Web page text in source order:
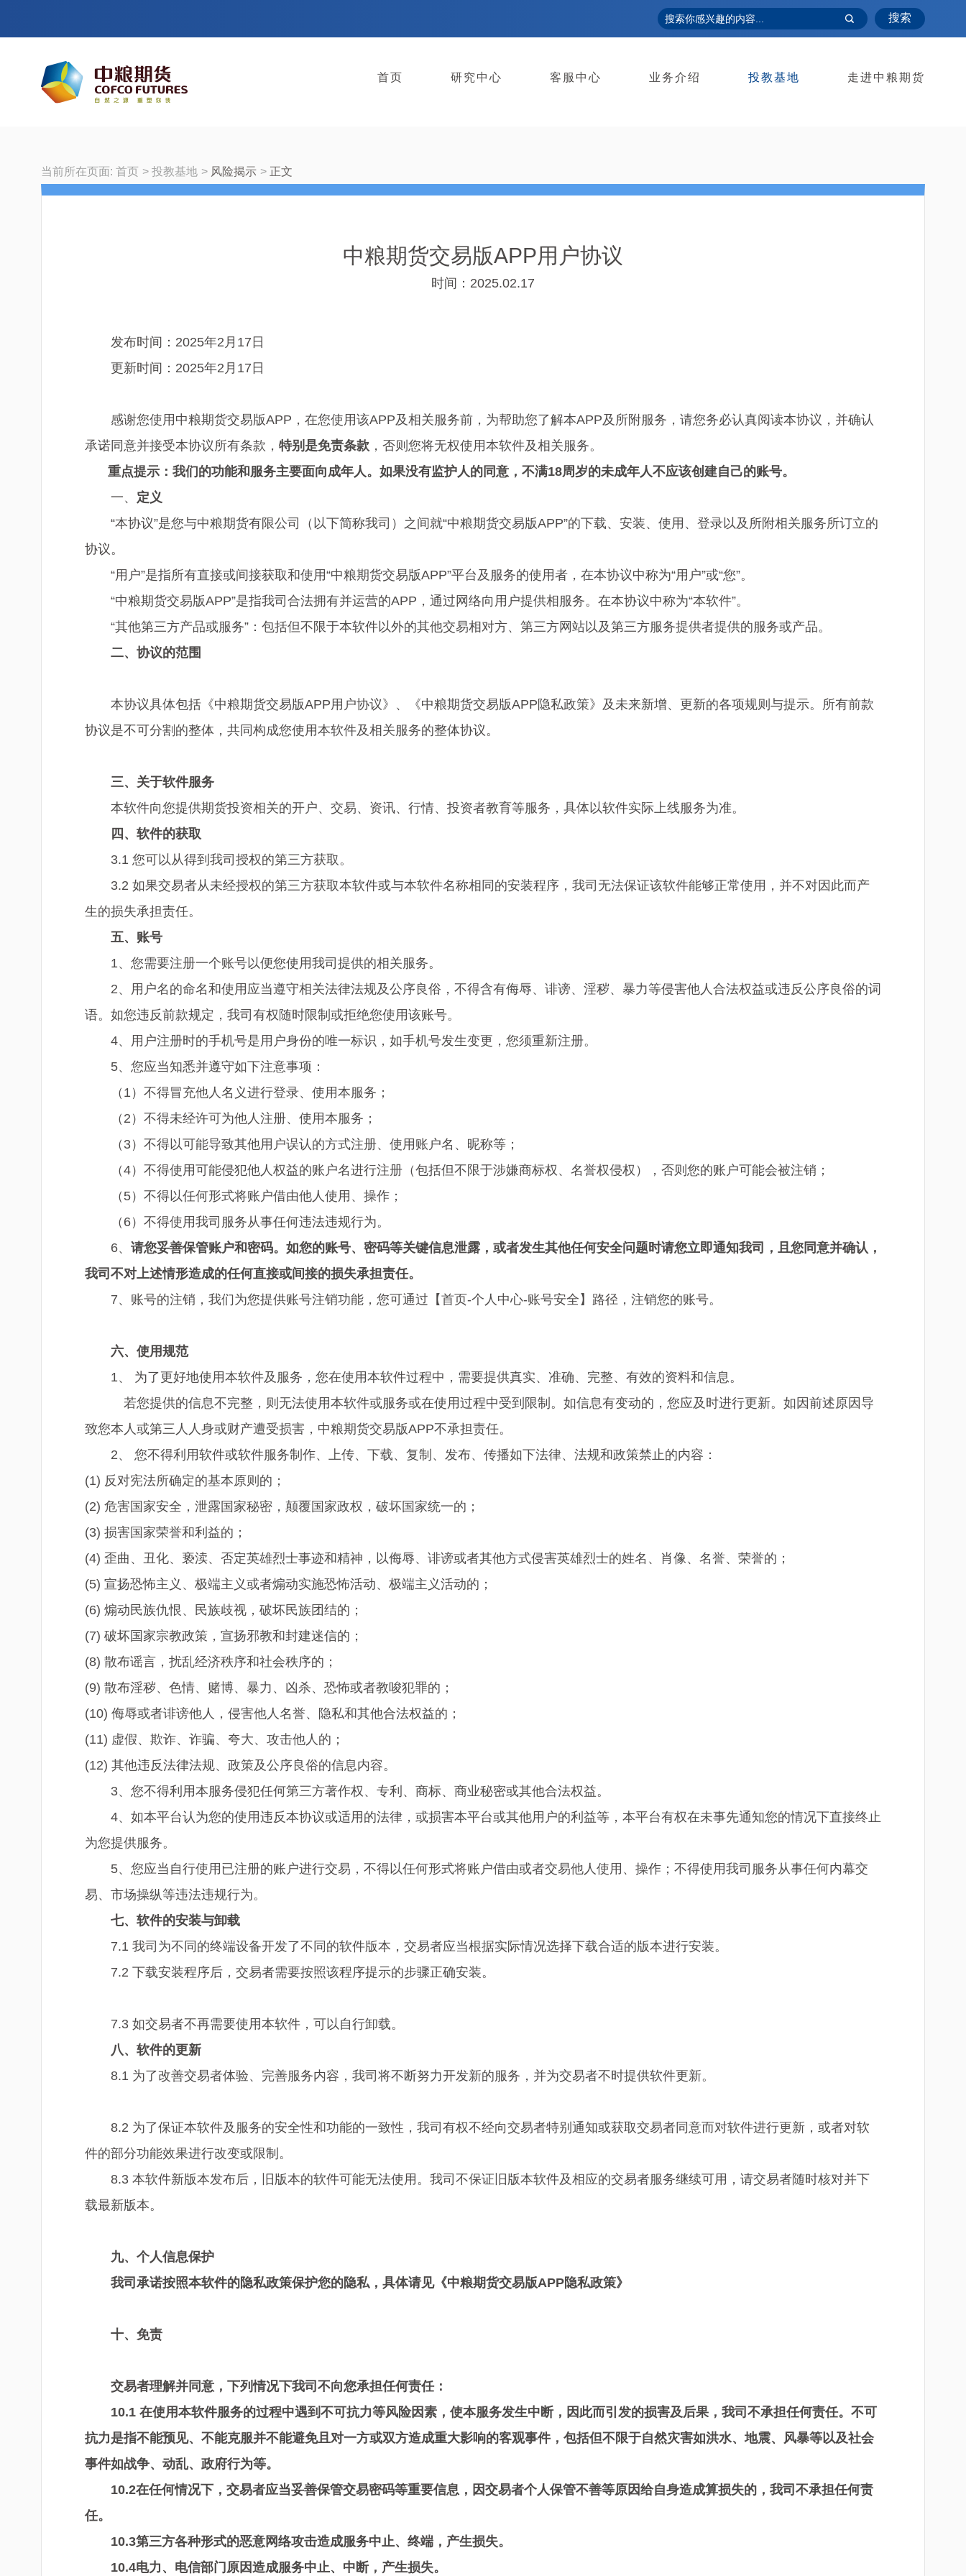
搜索
首页 研究中心 客服中心 业务介绍 投教基地 走进中粮期货
当前所在页面: 首页 投教基地 风险揭示 正文
中粮期货交易版APP用户协议
时间：2025.02.17
发布时间：2025年2月17日
更新时间：2025年2月17日
感谢您使用中粮期货交易版APP，在您使用该APP及相关服务前，为帮助您了解本APP及所附服务，请您务必认真阅读本协议，并确认
承诺同意并接受本协议所有条款， 特别是免责条款 ，否则您将无权使用本软件及相关服务。
重点提示：我们的功能和服务主要面向成年人。如果没有监护人的同意，不满18周岁的未成年人不应该创建自己的账号。
一、 定义
“本协议”是您与中粮期货有限公司（以下简称我司）之间就“中粮期货交易版APP”的下载、安装、使用、登录以及所附相关服务所订立的
协议。
“用户”是指所有直接或间接获取和使用“中粮期货交易版APP”平台及服务的使用者，在本协议中称为“用户”或“您”。
“中粮期货交易版APP”是指我司合法拥有并运营的APP，通过网络向用户提供相服务。在本协议中称为“本软件”。
“其他第三方产品或服务”：包括但不限于本软件以外的其他交易相对方、第三方网站以及第三方服务提供者提供的服务或产品。
二、协议的范围
本协议具体包括《中粮期货交易版APP用户协议》、《中粮期货交易版APP隐私政策》及未来新增、更新的各项规则与提示。所有前款
协议是不可分割的整体，共同构成您使用本软件及相关服务的整体协议。
三、关于软件服务
本软件向您提供期货投资相关的开户、交易、资讯、行情、投资者教育等服务，具体以软件实际上线服务为准。
四 、软件的获取
3.1 您可以从得到我司授权的第三方获取。
3.2 如果交易者从未经授权的第三方获取本软件或与本软件名称相同的安装程序，我司无法保证该软件能够正常使用，并不对因此而产
生的损失承担责任。
五、 账号
1、您需要注册一个账号以便您使用我司提供的相关服务。
2、用户名的命名和使用应当遵守相关法律法规及公序良俗，不得含有侮辱、诽谤、淫秽、暴力等侵害他人合法权益或违反公序良俗的词
语。如您违反前款规定，我司有权随时限制或拒绝您使用该账号。
4、用户注册时的手机号是用户身份的唯一标识，如手机号发生变更，您须重新注册。
5、您应当知悉并遵守如下注意事项：
（1）不得冒充他人名义进行登录、使用本服务；
（2）不得未经许可为他人注册、使用本服务；
（3）不得以可能导致其他用户误认的方式注册、使用账户名、昵称等；
（4）不得使用可能侵犯他人权益的账户名进行注册（包括但不限于涉嫌商标权、名誉权侵权），否则您的账户可能会被注销；
（5）不得以任何形式将账户借由他人使用、操作；
（6）不得使用我司服务从事任何违法违规行为。
6、 请您妥善保管账户和密码。 如您的账号、密码等关键信息泄露，或者发生其他任何安全问题时请您立即通知我司，且您同意并确认，
我司不对上述情形造成的任何直接或间接的损失承担责任。
7、账号的注销，我们为您提供账号注销功能，您可通过【首页-个人中心-账号安全】路径，注销您的账号。
六、 使用规范
1、 为了更好地使用本软件及服务，您在使用本软件过程中，需要提供真实、准确、完整、有效的资料和信息。
若您提供的信息不完整，则无法使用本软件或服务或在使用过程中受到限制。如信息有变动的，您应及时进行更新。如因前述原因导
致您本人或第三人人身或财产遭受损害，中粮期货交易版APP不承担责任。
2、 您不得利用软件或软件服务制作、上传、下载、复制、发布、传播如下法律、法规和政策禁止的内容：
(1) 反对宪法所确定的基本原则的；
(2) 危害国家安全，泄露国家秘密，颠覆国家政权，破坏国家统一的；
(3) 损害国家荣誉和利益的；
(4) 歪曲、丑化、亵渎、否定英雄烈士事迹和精神，以侮辱、诽谤或者其他方式侵害英雄烈士的姓名、肖像、名誉、荣誉的；
(5) 宣扬恐怖主义、极端主义或者煽动实施恐怖活动、极端主义活动的；
(6) 煽动民族仇恨、民族歧视，破坏民族团结的；
(7) 破坏国家宗教政策，宣扬邪教和封建迷信的；
(8) 散布谣言，扰乱经济秩序和社会秩序的；
(9) 散布淫秽、色情、赌博、暴力、凶杀、恐怖或者教唆犯罪的；
(10) 侮辱或者诽谤他人，侵害他人名誉、隐私和其他合法权益的；
(11) 虚假、欺诈、诈骗、夸大、攻击他人的；
(12) 其他违反法律法规、政策及公序良俗的信息内容。
3、您不得利用本服务侵犯任何第三方著作权、专利、商标、商业秘密或其他合法权益。
4、如本平台认为您的使用违反本协议或适用的法律，或损害本平台或其他用户的利益等，本平台有权在未事先通知您的情况下直接终止
为您提供服务。
5、您应当自行使用已注册的账户进行交易，不得以任何形式将账户借由或者交易他人使用、操作；不得使用我司服务从事任何内幕交
易、市场操纵等违法违规行为。
七、软件的安装与卸载
7.1 我司为不同的终端设备开发了不同的软件版本，交易者应当根据实际情况选择下载合适的版本进行安装。
7.2 下载安装程序后，交易者需要按照该程序提示的步骤正确安装。
7.3 如交易者不再需要使用本软件，可以自行卸载。
八、软件的更新
8.1 为了改善交易者体验、完善服务内容，我司将不断努力开发新的服务，并为交易者不时提供软件更新。
8.2 为了保证本软件及服务的安全性和功能的一致性，我司有权不经向交易者特别通知或获取交易者同意而对软件进行更新，或者对软
件的部分功能效果进行改变或限制。
8.3 本软件新版本发布后，旧版本的软件可能无法使用。我司不保证旧版本软件及相应的交易者服务继续可用，请交易者随时核对并下
载最新版本。
九、个人信息保护
我司承诺按照本软件的隐私政策保护您的隐私，具体请见《中粮期货交易版APP隐私政策》
十、免责
交易者理解并同意，下列情况下我司不向您承担任何责任：
10.1 在使用本软件服务的过程中遇到不可抗力等风险因素，使本服务发生中断，因此而引发的损害及后果，我司不承担任何责任。不可
抗力是指不能预见、不能克服并不能避免且对一方或双方造成重大影响的客观事件，包括但不限于自然灾害如洪水、地震、风暴等以及社会
事件如战争、动乱、政府行为等。
10.2在任何情况下，交易者应当妥善保管交易密码等重要信息，因交易者个人保管不善等原因给自身造成算损失的，我司不承担任何责
任。
10.3第三方各种形式的恶意网络攻击造成服务中止、终端，产生损失。
10.4电力、电信部门原因造成服务中止、中断，产生损失。